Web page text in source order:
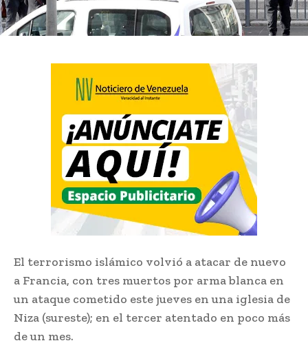
El terrorismo islámico volvió a atacar de nuevo
a Francia, con tres muertos por arma blanca en
un ataque cometido este jueves en una iglesia de
Niza (sureste); en el tercer atentado en poco más
de un mes.